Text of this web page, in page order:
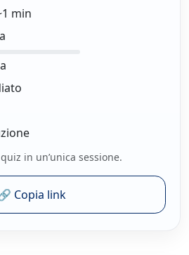
min
in un’unica sessione.
Copia link